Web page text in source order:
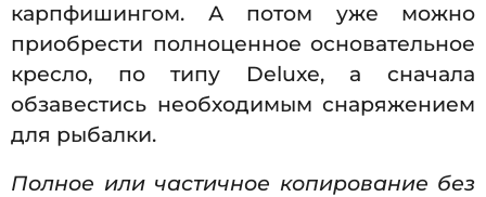
карпфишингом. А потом уже можно
приобрести полноценное основательное
кресло, по типу Deluxe, а сначала
обзавестись необходимым снаряжением
для рыбалки.
Полное или частичное копирование без